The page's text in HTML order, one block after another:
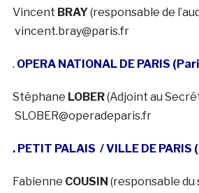
Vincent BRAY(responsable de
vincent.bray@paris.fr
. OPERA NATIONAL DE PARIS
Stéphane LOBER(Adjoint au
SLOBER@operadeparis.fr
. PETIT PALAIS / VILLE DE PARIS
Fabienne COUSIN (responsable